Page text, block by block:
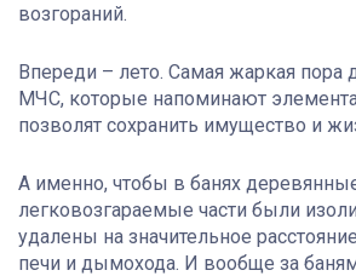
возгораний.
Впереди – лето. Самая жаркая пора
МЧС, которые напоминают
позволят сохранить имущество и
А именно, чтобы в банях
легковозгараемые части были
удалены на значительное
печи и дымохода. И вообще за